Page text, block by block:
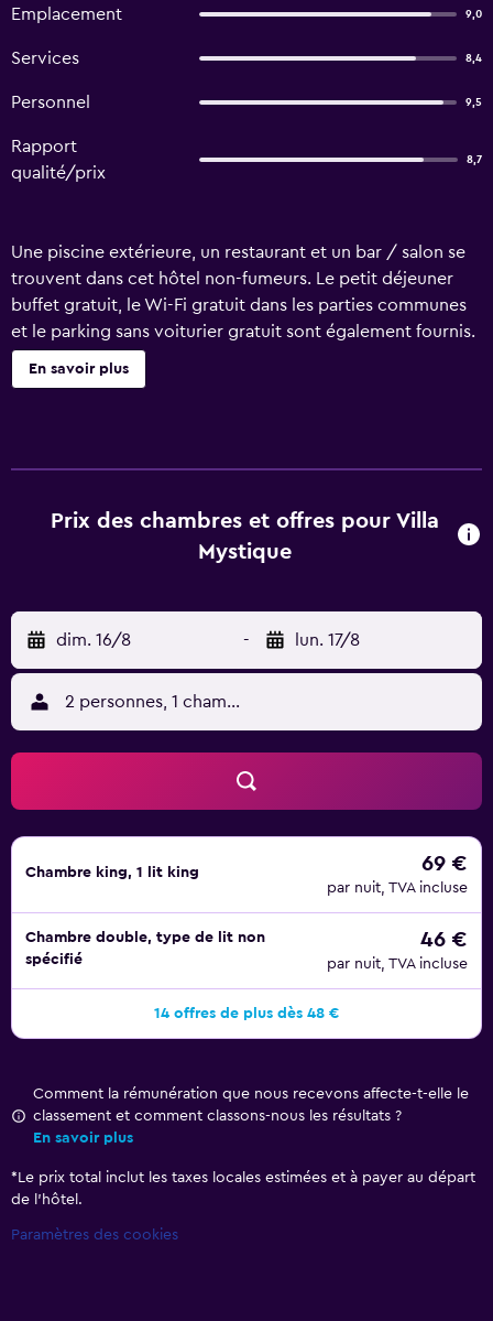
Emplacement 9,0
Services 8,4
Personnel 9,5
Rapport
qualité/prix
8,7
Une piscine extérieure, un restaurant et un bar / salon se
trouvent dans cet hôtel non-fumeurs. Le petit déjeuner
buffet gratuit, le Wi-Fi gratuit dans les parties communes
et le parking sans voiturier gratuit sont également fournis.
Parmi les autres prestations, il y a un bar en bord de
piscine, du café/thé dans les espaces communs et un
câble. Les salles de bain comprennent une douche, des
chaussons et un sèche-cheveux. Vous pourrez accéder à
(offerte) et une cafetière ou une bouilloire. Un service de
ménage est proposé tous les jours et des fers/planches à
repasser est disponible sur demande. Cet hôtel propose
une piscine extérieure. Les activités de loisir répertoriées
ci-dessous sont accessibles directement sur place ou à
proximité. Ces activités peuvent faire l'objet de frais
En savoir plus
Prix des chambres et offres pour Villa
Mystique
dim. 16/8 - lun. 17/8
2 personnes, 1 chambre
Chambre king, 1 lit king 69 €
par nuit, TVA incluse
Chambre double, type de lit non
spécifié
46 €
par nuit, TVA incluse
14 offres de plus dès 48 €
Comment la rémunération que nous recevons affecte-t-elle le
classement et comment classons-nous les résultats ?
En savoir plus
* Le prix total inclut les taxes locales estimées et à payer au départ
de l’hôtel.
Paramètres des cookies